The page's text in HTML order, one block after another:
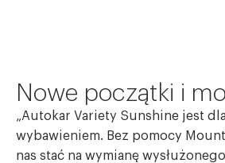
Nowe początki i
„Autokar Variety Sunshine jest
wybawieniem. Bez pomocy
nas stać na wymianę